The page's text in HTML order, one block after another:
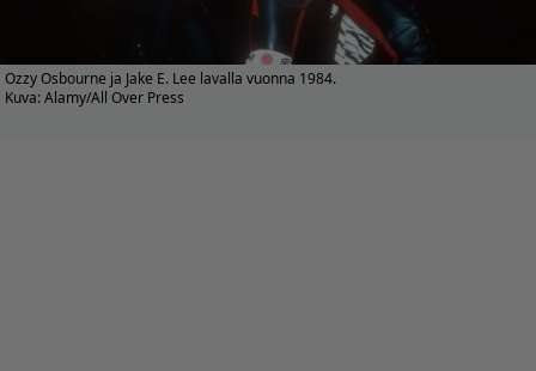
Ozzy Osbourne ja Jake E. Lee lavalla vuonna 1984.
Kuva: Alamy/All Over Press